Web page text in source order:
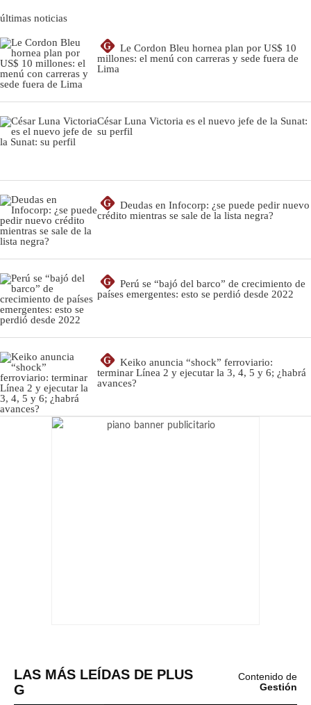
últimas noticias
G
Le Cordon Bleu hornea plan por US$ 10
millones: el menú con carreras y sede fuera de
Lima
César Luna Victoria es el nuevo jefe de la Sunat:
su perfil
G
Deudas en Infocorp: ¿se puede pedir nuevo
crédito mientras se sale de la lista negra?
G
Perú se “bajó del barco” de crecimiento de
países emergentes: esto se perdió desde 2022
G
Keiko anuncia “shock” ferroviario:
terminar Línea 2 y ejecutar la 3, 4, 5 y 6; ¿habrá
avances?
LAS MÁS LEÍDAS DE PLUS
G
Contenido de
Gestión